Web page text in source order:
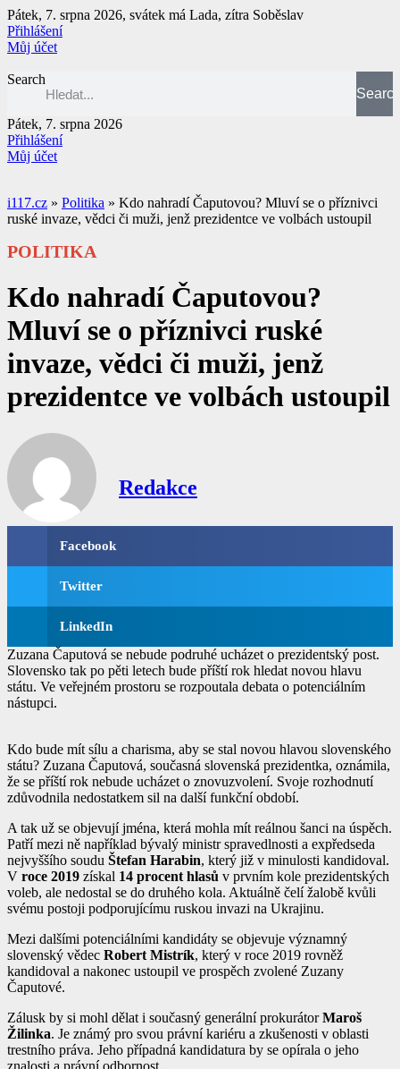
Přejít
k
obsahu
Pátek, 7. srpna 2026, svátek má Lada, zítra Soběslav
Přihlášení
Můj účet
Search
Pátek, 7. srpna 2026
Přihlášení
Můj účet
i117.cz » Politika » Kdo nahradí Čaputovou? Mluví se o příznivci
ruské invaze, vědci či muži, jenž prezidentce ve volbách ustoupil
POLITIKA
Kdo nahradí Čaputovou?
Mluví se o příznivci ruské
invaze, vědci či muži, jenž
prezidentce ve volbách ustoupil
Redakce
Facebook
Twitter
LinkedIn
Zuzana Čaputová se nebude podruhé ucházet o prezidentský post.
Slovensko tak po pěti letech bude příští rok hledat novou hlavu
státu. Ve veřejném prostoru se rozpoutala debata o potenciálním
nástupci.
Kdo bude mít sílu a charisma, aby se stal novou hlavou slovenského
státu? Zuzana Čaputová, současná slovenská prezidentka, oznámila,
že se příští rok nebude ucházet o znovuzvolení. Svoje rozhodnutí
zdůvodnila nedostatkem sil na další funkční období.
A tak už se objevují jména, která mohla mít reálnou šanci na úspěch.
Patří mezi ně například bývalý ministr spravedlnosti a expředseda
nejvyššího soudu Štefan Harabin, který již v minulosti kandidoval.
V roce 2019 získal 14 procent hlasů v prvním kole prezidentských
voleb, ale nedostal se do druhého kola. Aktuálně čelí žalobě kvůli
svému postoji podporujícímu ruskou invazi na Ukrajinu.
Mezi dalšími potenciálními kandidáty se objevuje významný
slovenský vědec Robert Mistrík, který v roce 2019 rovněž
kandidoval a nakonec ustoupil ve prospěch zvolené Zuzany
Čaputové.
Zálusk by si mohl dělat i současný generální prokurátorMaroš
Žilinka. Je známý pro svou právní kariéru a zkušenosti v oblasti
trestního práva. Jeho případná kandidatura by se opírala o jeho
znalosti a právní odbornost.